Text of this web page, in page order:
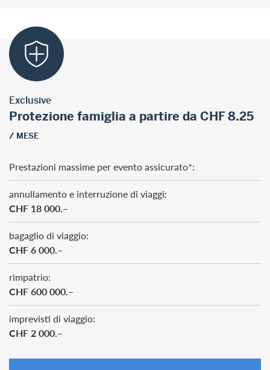
Exclusive
Protezione famiglia a partire da CHF 8.25
/ MESE
Prestazioni massime per evento assicurato*:
annullamento e interruzione di viaggi:
CHF 18 000.–
bagaglio di viaggio:
CHF 6 000.–
rimpatrio:
CHF 600 000.–
imprevisti di viaggio:
CHF 2 000.–